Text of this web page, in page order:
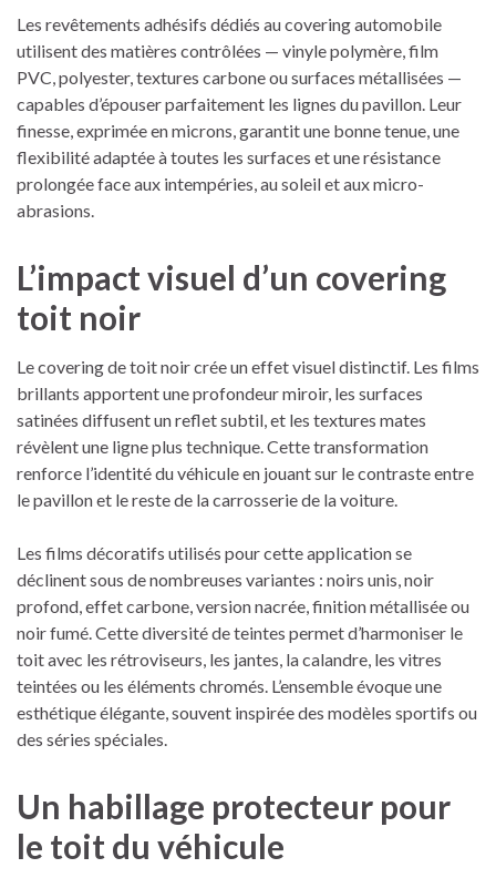
Les revêtements adhésifs dédiés au covering automobile
utilisent des matières contrôlées — vinyle polymère, film
PVC, polyester, textures carbone ou surfaces métallisées —
capables d’épouser parfaitement les lignes du pavillon. Leur
finesse, exprimée en microns, garantit une bonne tenue, une
flexibilité adaptée à toutes les surfaces et une résistance
prolongée face aux intempéries, au soleil et aux micro-
abrasions.
L’impact visuel d’un covering
toit noir
Le covering de toit noir crée un effet visuel distinctif. Les films
brillants apportent une profondeur miroir, les surfaces
satinées diffusent un reflet subtil, et les textures mates
révèlent une ligne plus technique. Cette transformation
renforce l’identité du véhicule en jouant sur le contraste entre
le pavillon et le reste de la carrosserie de la voiture.
Les films décoratifs utilisés pour cette application se
déclinent sous de nombreuses variantes : noirs unis, noir
profond, effet carbone, version nacrée, finition métallisée ou
noir fumé. Cette diversité de teintes permet d’harmoniser le
toit avec les rétroviseurs, les jantes, la calandre, les vitres
teintées ou les éléments chromés. L’ensemble évoque une
esthétique élégante, souvent inspirée des modèles sportifs ou
des séries spéciales.
Un habillage protecteur pour
le toit du véhicule